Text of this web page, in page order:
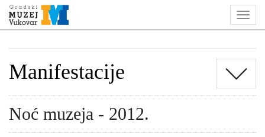
Manifestacije
Noć muzeja - 2012.